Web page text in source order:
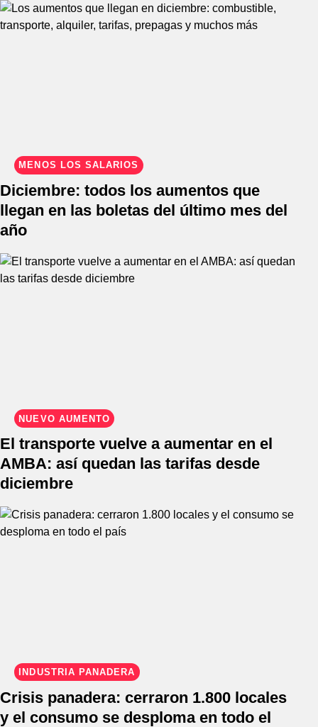
MENOS LOS SALARIOS
Diciembre: todos los aumentos que
llegan en las boletas del último mes del
año
NUEVO AUMENTO
El transporte vuelve a aumentar en el
AMBA: así quedan las tarifas desde
diciembre
INDUSTRIA PANADERA
Crisis panadera: cerraron 1.800 locales
y el consumo se desploma en todo el